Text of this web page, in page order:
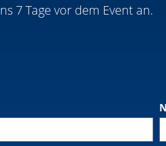
7 Tage vor dem Event an.